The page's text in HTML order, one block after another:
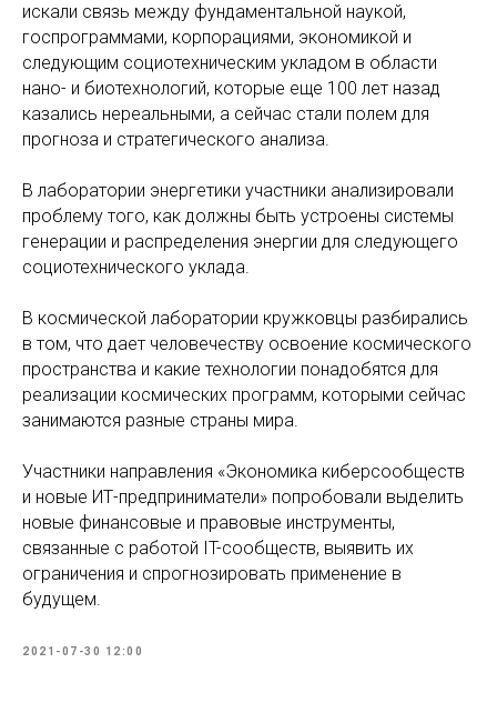
искали связь между фундаментальной наукой,
госпрограммами, корпорациями, экономикой и
следующим социотехническим укладом в области
нано- и биотехнологий, которые еще 100 лет назад
казались нереальными, а сейчас стали полем для
прогноза и стратегического анализа.
В лаборатории энергетики участники анализировали
проблему того, как должны быть устроены системы
генерации и распределения энергии для следующего
социотехнического уклада.
В космической лаборатории кружковцы разбирались
в том, что дает человечеству освоение космического
пространства и какие технологии понадобятся для
реализации космических программ, которыми сейчас
занимаются разные страны мира.
Участники направления «Экономика киберсообществ
и новые ИТ-предприниматели» попробовали выделить
новые финансовые и правовые инструменты,
связанные с работой IT-сообществ, выявить их
ограничения и спрогнозировать применение в
будущем.
2021-07-30 12:00